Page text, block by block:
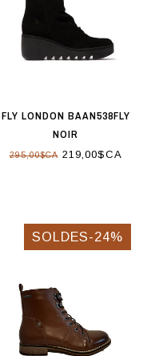
FLY LONDON BAAN538FLY
NOIR
295,00$CA219,00$CA
SOLDES-24%